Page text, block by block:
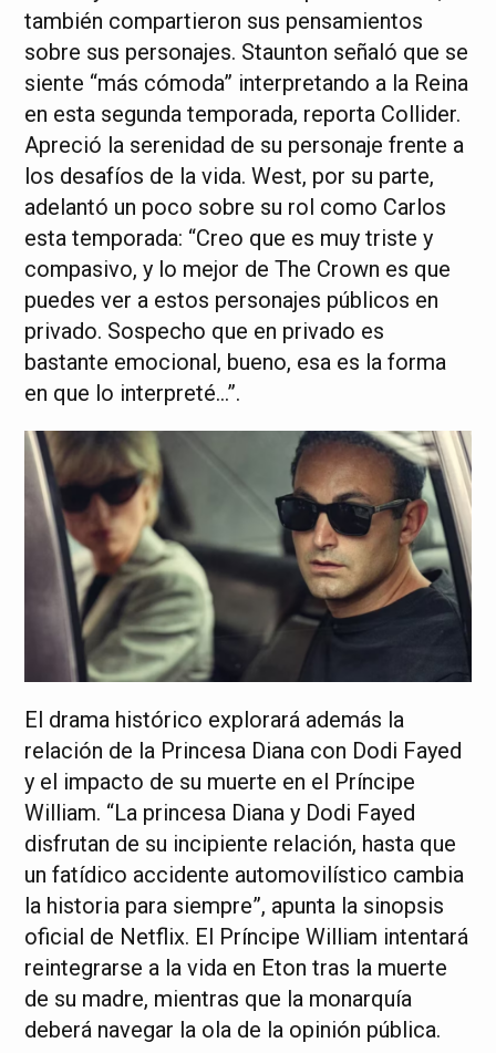
también compartieron sus pensamientos
sobre sus personajes. Staunton señaló que se
siente “más cómoda” interpretando a la Reina
en esta segunda temporada, reporta Collider.
Apreció la serenidad de su personaje frente a
los desafíos de la vida. West, por su parte,
adelantó un poco sobre su rol como Carlos
esta temporada: “Creo que es muy triste y
compasivo, y lo mejor de The Crown es que
puedes ver a estos personajes públicos en
privado. Sospecho que en privado es
bastante emocional, bueno, esa es la forma
en que lo interpreté…”.
El drama histórico explorará además la
relación de la Princesa Diana con Dodi Fayed
y el impacto de su muerte en el Príncipe
William. “La princesa Diana y Dodi Fayed
disfrutan de su incipiente relación, hasta que
un fatídico accidente automovilístico cambia
la historia para siempre”, apunta la sinopsis
oficial de Netflix. El Príncipe William intentará
reintegrarse a la vida en Eton tras la muerte
de su madre, mientras que la monarquía
deberá navegar la ola de la opinión pública.